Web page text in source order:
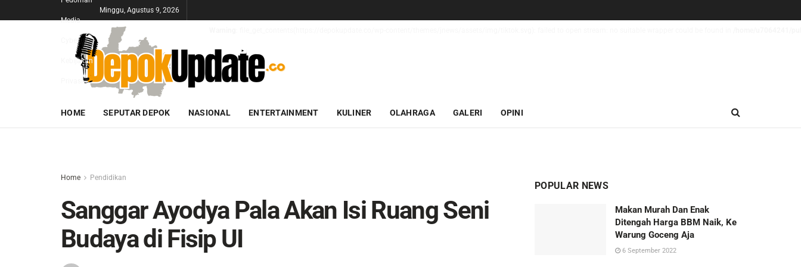
Media
Cyber
Kebijakan
Minggu, Agustus 9, 2026
HOME SEPUTAR DEPOK NASIONAL ENTERTAINMENT KULINER OLAHRAGA GALERI OPINI
Home Pendidikan
Sanggar Ayodya Pala Akan Isi Ruang Seni
Budaya di Fisip UI
POPULAR NEWS
Makan Murah Dan Enak
Ditengah Harga BBM Naik, Ke
Warung Goceng Aja
6 September 2022